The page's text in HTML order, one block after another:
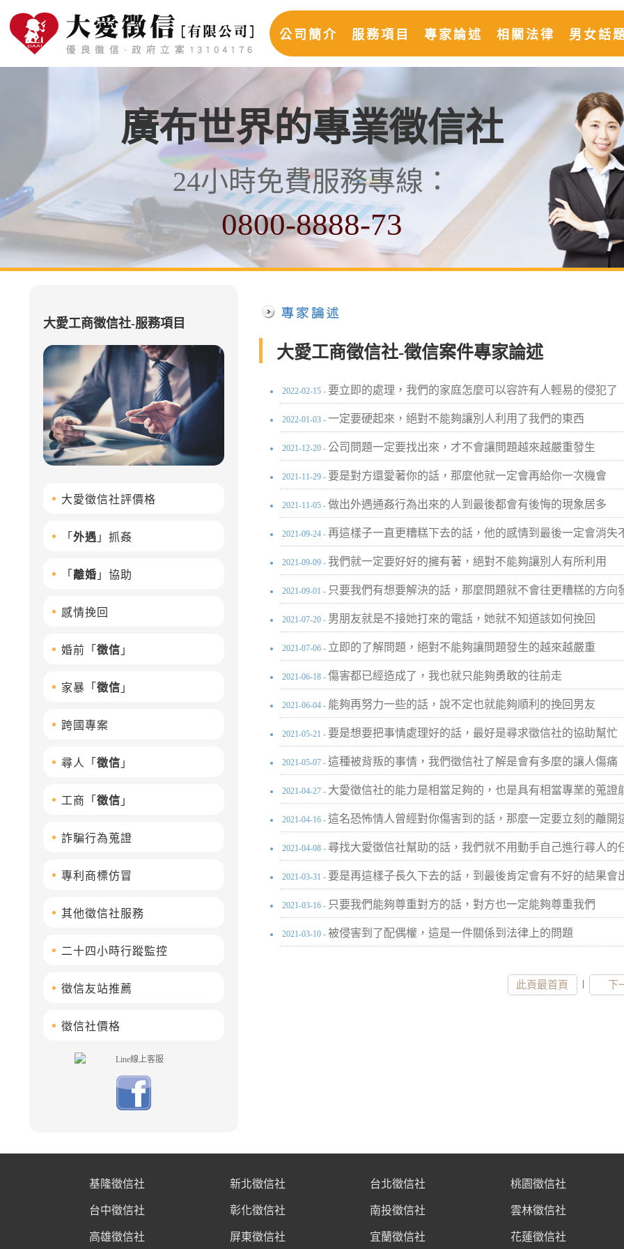
公司簡介 服務項目 專家論述 相關法律 男女話
廣布世界的專業徵信社
24小時免費服務專線：
0800-8888-73
大愛工商徵信社-徵信案件專家論述
2022-02-15 - 要立即的處理，我們的家庭怎麼可以容許有人輕易的侵犯了
2022-01-03 - 一定要硬起來，絕對不能夠讓別人利用了我們的東西
2021-12-20 - 公司問題一定要找出來，才不會讓問題越來越嚴重發生
2021-11-29 - 要是對方還愛著你的話，那麼他就一定會再給你一次機會
2021-11-05 - 做出外遇通姦行為出來的人到最後都會有後悔的現象居多
2021-09-24 - 再這樣子一直更糟糕下去的話，他的感情到最後一定會消失
2021-09-09 - 我們就一定要好好的擁有著，絕對不能夠讓別人有所利用
2021-09-01 - 只要我們有想要解決的話，那麼問題就不會往更糟糕的方向
2021-07-20 - 男朋友就是不接她打來的電話，她就不知道該如何挽回
2021-07-06 - 立即的了解問題，絕對不能夠讓問題發生的越來越嚴重
2021-06-18 - 傷害都已經造成了，我也就只能夠勇敢的往前走
2021-06-04 - 能夠再努力一些的話，說不定也就能夠順利的挽回男友
2021-05-21 - 要是想要把事情處理好的話，最好是尋求徵信社的協助幫忙
2021-05-07 - 這種被背叛的事情，我們徵信社了解是會有多麼的讓人傷痛
2021-04-27 - 大愛徵信社的能力是相當足夠的，也是具有相當專業的蒐證
2021-04-16 - 這名恐怖情人曾經對你傷害到的話，那麼一定要立刻的離開
2021-04-08 - 尋找大愛徵信社幫助的話，我們就不用動手自己進行尋人的
2021-03-31 - 要是再這樣子長久下去的話，到最後肯定會有不好的結果會
2021-03-16 - 只要我們能夠尊重對方的話，對方也一定能夠尊重我們
2021-03-10 - 被侵害到了配偶權，這是一件關係到法律上的問題
此頁最首頁 下
大愛工商徵信社-服務項目
大愛徵信社評價格
「 外遇 」抓姦
「 離婚 」協助
感情挽回
婚前「 徵信 」
家暴「 徵信 」
跨國專案
尋人「 徵信 」
工商「 徵信 」
詐騙行為蒐證
專利商標仿冒
其他徵信社服務
二十四小時行蹤監控
徵信友站推薦
徵信社價格
基隆徵信社 新北徵信社 台北徵信社 桃園徵信社
台中徵信社 彰化徵信社 南投徵信社 雲林徵信社
高雄徵信社 屏東徵信社 宜蘭徵信社 花蓮徵信社